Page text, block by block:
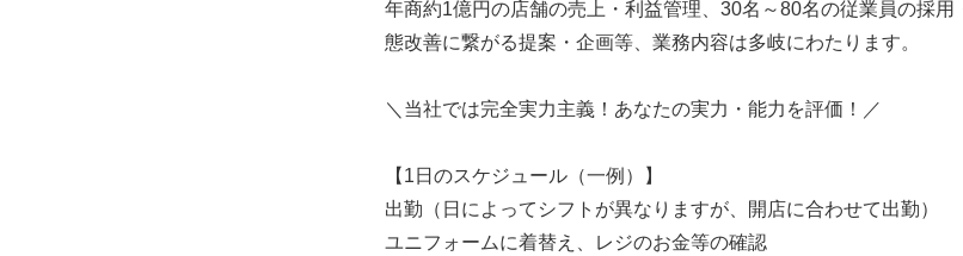
年商約1億円の店舗の売上・利益管理、30名～80名の従業員の採用
態改善に繋がる提案・企画等、業務内容は多岐にわたります。
＼当社では完全実力主義！あなたの実力・能力を評価！／
【1日のスケジュール（一例）】
出勤（日によってシフトが異なりますが、開店に合わせて出勤）
ユニフォームに着替え、レジのお金等の確認